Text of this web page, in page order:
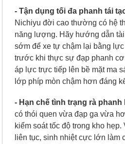
- Tận dụng tối đa phanh tái
Nichiyu đời cao thường có hệ
năng lượng. Hãy hướng dẫn
sớm để xe tự chậm lại bằng
trước khi thực sự đạp phanh
áp lực trực tiếp lên bề mặt ma
lớp phíp mòn chậm hơn đáng
- Hạn chế tình trạng rà phanh
có thói quen vừa đạp ga vừa
kiểm soát tốc độ trong kho
liên tục, sinh nhiệt cực lớn làm